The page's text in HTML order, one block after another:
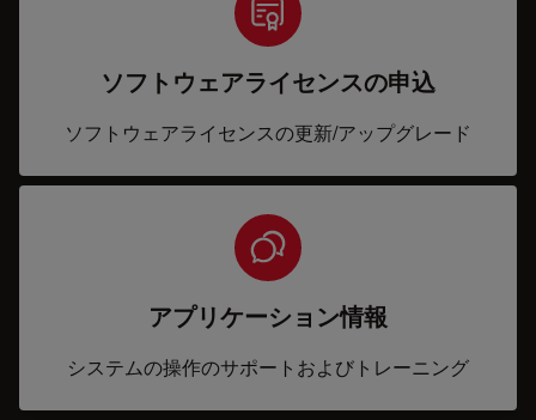
ソフトウェアライセンスの申込
ソフトウェアライセンスの更新/アップグレード
アプリケーション情報
システムの操作のサポートおよびトレーニング